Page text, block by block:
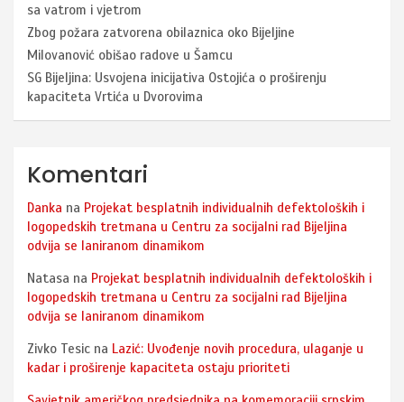
sa vatrom i vjetrom
Zbog požara zatvorena obilaznica oko Bijeljine
Milovanović obišao radove u Šamcu
SG Bijeljina: Usvojena inicijativa Ostojića o proširenju
kapaciteta Vrtića u Dvorovima
Komentari
Danka na Projekat besplatnih individualnih defektoloških i
logopedskih tretmana u Centru za socijalni rad Bijeljina
odvija se laniranom dinamikom
Natasa na Projekat besplatnih individualnih defektoloških i
logopedskih tretmana u Centru za socijalni rad Bijeljina
odvija se laniranom dinamikom
Zivko Tesic na Lazić: Uvođenje novih procedura, ulaganje u
kadar i proširenje kapaciteta ostaju prioriteti